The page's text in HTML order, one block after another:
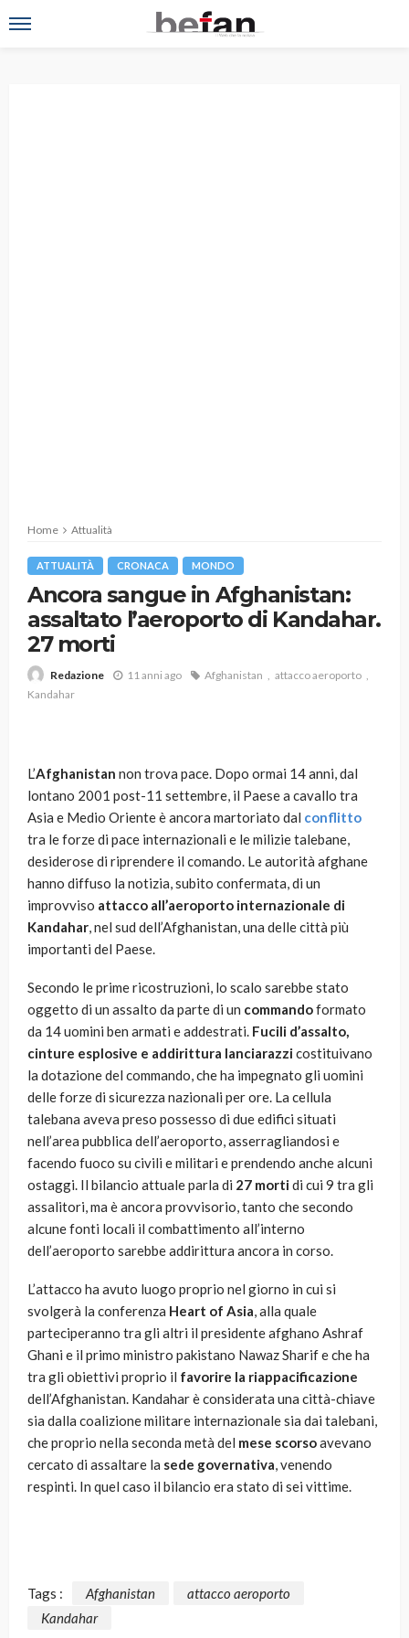
Home Attualità
ATTUALITÀ CRONACA MONDO
Ancora sangue in Afghanistan:
assaltato l’aeroporto di Kandahar.
27 morti
Redazione 11 anni ago Afghanistan
attacco aeroporto
Kandahar
L’Afghanistan non trova pace. Dopo ormai 14 anni, dal
lontano 2001 post-11 settembre, il Paese a cavallo tra
Asia e Medio Oriente è ancora martoriato dal conflitto
tra le forze di pace internazionali e le milizie talebane,
desiderose di riprendere il comando. Le autorità afghane
hanno diffuso la notizia, subito confermata, di un
improvviso attacco all’aeroporto internazionale di
Kandahar, nel sud dell’Afghanistan, una delle città più
importanti del Paese.
Secondo le prime ricostruzioni, lo scalo sarebbe stato
oggetto di un assalto da parte di un commandoformato
da 14 uomini ben armati e addestrati. Fucili d’assalto,
cinture esplosive e addirittura lanciarazzicostituivano
la dotazione del commando, che ha impegnato gli uomini
delle forze di sicurezza nazionali per ore. La cellula
talebana aveva preso possesso di due edifici situati
nell’area pubblica dell’aeroporto, asserragliandosi e
facendo fuoco su civili e militari e prendendo anche alcuni
ostaggi. Il bilancio attuale parla di 27 mortidi cui 9 tra gli
assalitori, ma è ancora provvisorio, tanto che secondo
alcune fonti locali il combattimento all’interno
dell’aeroporto sarebbe addirittura ancora in corso.
L’attacco ha avuto luogo proprio nel giorno in cui si
svolgerà la conferenza Heart of Asia, alla quale
parteciperanno tra gli altri il presidente afghano Ashraf
Ghani e il primo ministro pakistano Nawaz Sharif e che ha
tra gli obiettivi proprio il favorire la riappacificazione
dell’Afghanistan. Kandahar è considerata una città-chiave
sia dalla coalizione militare internazionale sia dai talebani,
che proprio nella seconda metà del mese scorsoavevano
cercato di assaltare la sede governativa, venendo
respinti. In quel caso il bilancio era stato di sei vittime.
Tags : Afghanistan
attacco aeroporto
Kandahar